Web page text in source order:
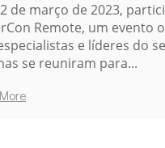
de março de 2023,
Remote, um evento
e líderes do
se reuniram para...